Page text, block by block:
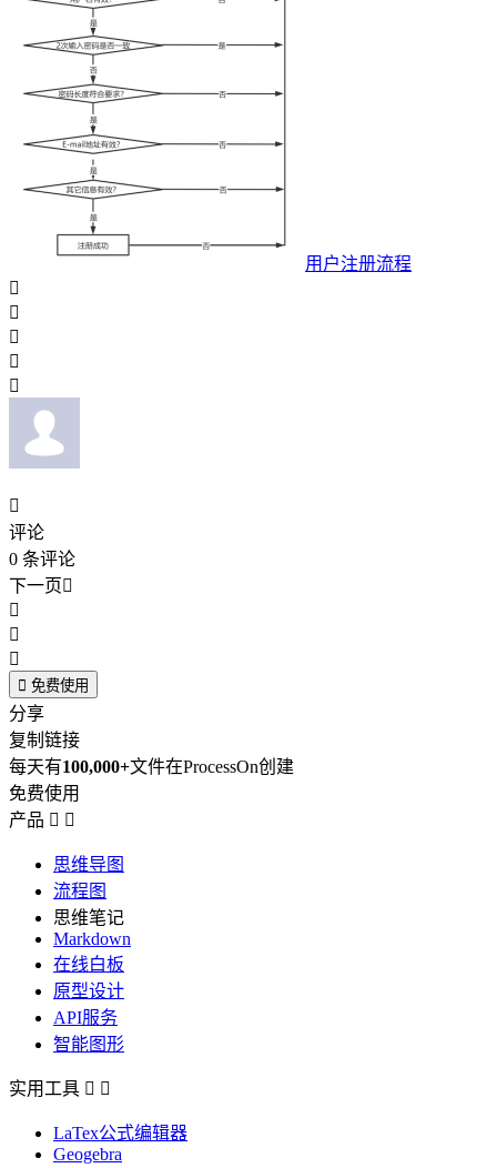
用户注册流程






评论
0 条评论
下一页



 免费使用
分享
复制链接
每天有100,000+文件在ProcessOn创建
免费使用
产品  
思维导图
流程图
思维笔记
Markdown
在线白板
原型设计
API服务
智能图形
实用工具  
LaTex公式编辑器
Geogebra